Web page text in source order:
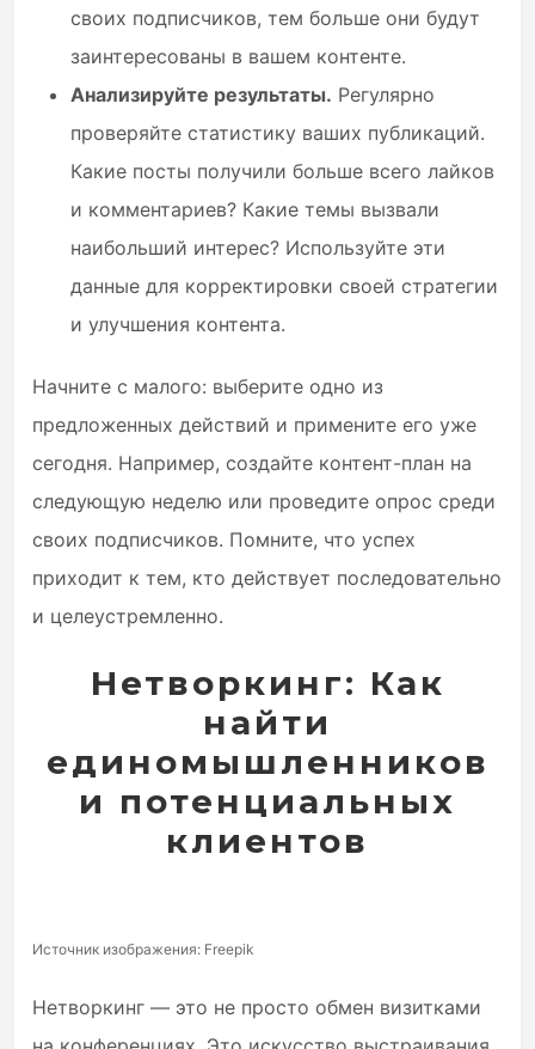
своих подписчиков, тем больше они будут
заинтересованы в вашем контенте.
Анализируйте результаты. Регулярно
проверяйте статистику ваших публикаций.
Какие посты получили больше всего лайков
и комментариев? Какие темы вызвали
наибольший интерес? Используйте эти
данные для корректировки своей стратегии
и улучшения контента.
Начните с малого: выберите одно из
предложенных действий и примените его уже
сегодня. Например, создайте контент-план на
следующую неделю или проведите опрос среди
своих подписчиков. Помните, что успех
приходит к тем, кто действует последовательно
и целеустремленно.
Нетворкинг: Как
найти
единомышленников
и потенциальных
клиентов
Источник изображения: Freepik
Нетворкинг — это не просто обмен визитками